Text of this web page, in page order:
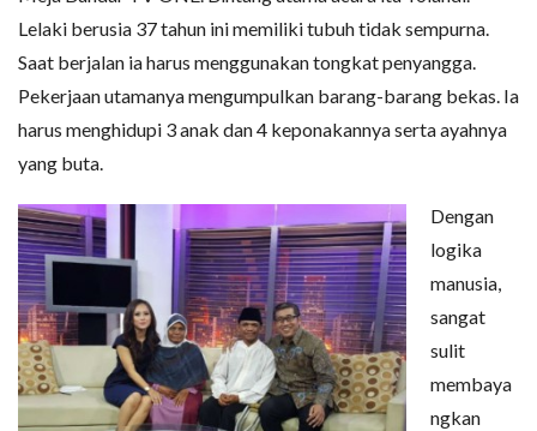
Lelaki berusia 37 tahun ini memiliki tubuh tidak sempurna.
Saat berjalan ia harus menggunakan tongkat penyangga.
Pekerjaan utamanya mengumpulkan barang-barang bekas. Ia
harus menghidupi 3 anak dan 4 keponakannya serta ayahnya
yang buta.
Dengan
logika
manusia,
sangat
sulit
membaya
ngkan